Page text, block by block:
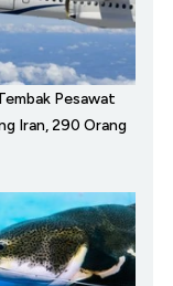
Pesawat
Iran, 290 Orang